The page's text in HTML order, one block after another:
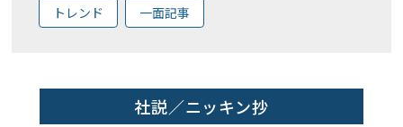
トレンド 一面記事
社説／ニッキン抄